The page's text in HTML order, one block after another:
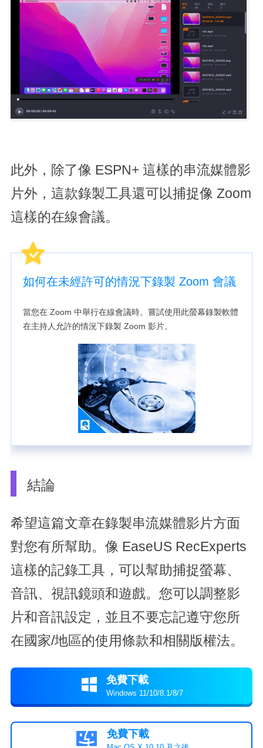
此外，除了像 ESPN+ 這樣的串流媒體影
片外，這款錄製工具還可以捕捉像 Zoom
這樣的在線會議。
如何在未經許可的情況下錄製 Zoom 會議
當您在 Zoom 中舉行在線會議時。嘗試使用此螢幕錄製軟體
在主持人允許的情況下錄製 Zoom 影片。
結論
希望這篇文章在錄製串流媒體影片方面
對您有所幫助。像 EaseUS RecExperts
這樣的記錄工具，可以幫助捕捉螢幕、
音訊、視訊鏡頭和遊戲。您可以調整影
片和音訊設定，並且不要忘記遵守您所
在國家/地區的使用條款和相關版權法。
 免費下載
Windows 11/10/8.1/8/7
 免費下載